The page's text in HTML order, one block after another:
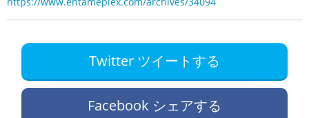
Twitter ツイートする
Facebook シェアする